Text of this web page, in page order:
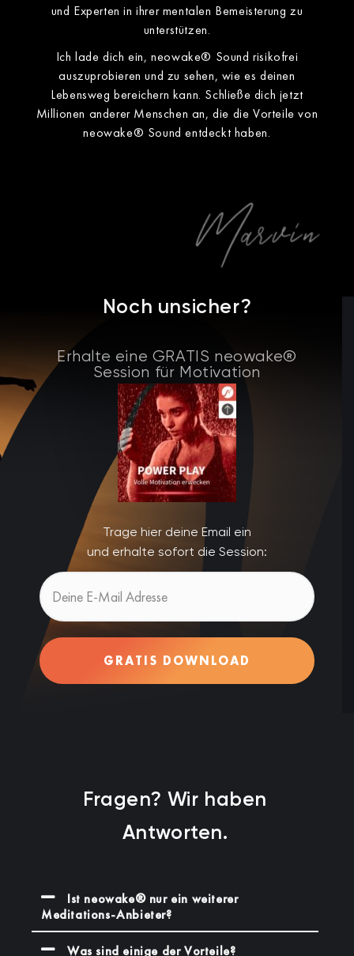
und Experten in ihrer mentalen Bemeisterung zu
unterstützen.
Ich lade dich ein, neowake® Sound risikofrei
auszuprobieren und zu sehen, wie es deinen
Lebensweg bereichern kann. Schließe dich jetzt
Millionen anderer Menschen an, die die Vorteile von
neowake® Sound entdeckt haben.
Noch unsicher?
Erhalte eine GRATIS neowake®
Session für Motivation
Trage hier deine Email ein
und erhalte sofort die Session:
GRATIS DOWNLOAD
Fragen? Wir haben
Antworten.
Ist neowake® nur ein weiterer
Meditations-Anbieter?
Was sind einige der Vorteile?